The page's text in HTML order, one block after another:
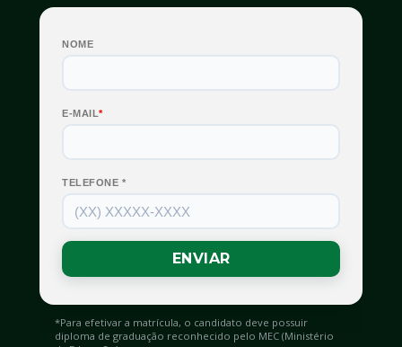
*Para efetivar a matrícula, o candidato deve possuir
diploma de graduação reconhecido pelo MEC (Ministério